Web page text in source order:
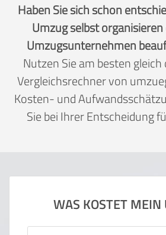
Haben Sie sich schon
Umzug selbst
Umzugsunternehmen
Nutzen Sie am besten
Vergleichsrechner von
Kosten- und
Sie bei Ihrer Entscheidung
WAS KOSTET MEIN